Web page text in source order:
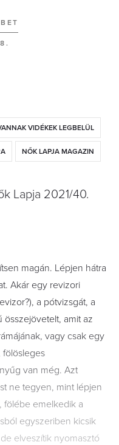
VIDÉKEK LEGBELÜL
NŐK LAPJA MAGAZIN
Lapja 2021/40.
magán. Lépjen hátra
Akár egy revizori
a pótvizsgát, a
amit az
vagy csak egy
fölösleges
van még. Azt
ne tegyen, mint lépjen
fölébe emelkedik a
egyszeriben kicsik
elveszítik nyomasztó